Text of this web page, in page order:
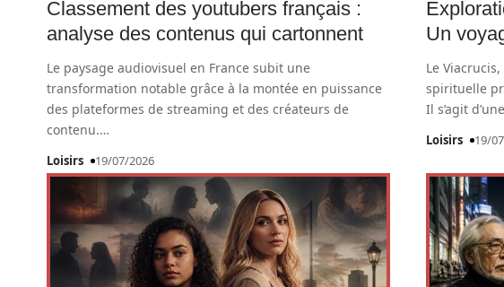
Classement des youtubers français :
analyse des contenus qui cartonnent
Le paysage audiovisuel en France subit une
transformation notable grâce à la montée en puissance
des plateformes de streaming et des créateurs de
contenu.…
Loisirs 19/07/2026
Un
Le
spirituelle
Il s’agit
Loisirs 19/